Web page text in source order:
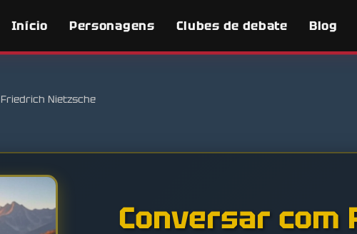
Início Personagens Clubes de debate Blog
Friedrich Nietzsche
Conversar com